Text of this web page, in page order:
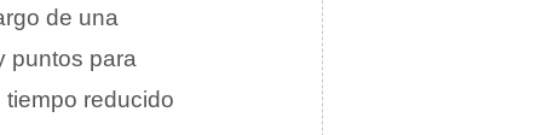
de una
puntos para
reducido